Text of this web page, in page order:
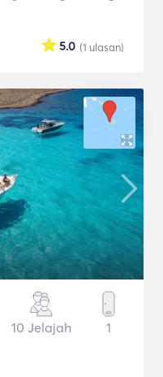
(1 ulasan)
5.0
10 Jelajah 1